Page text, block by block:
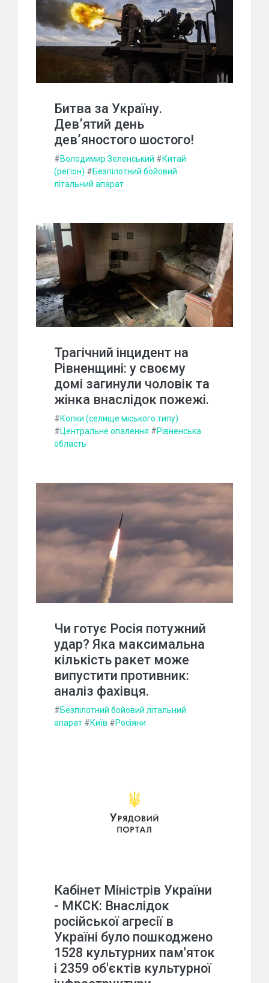
Битва за Україну.
Дев’ятий день
дев’яностого шостого!
#Володимир Зеленський #Китай
(регіон) #Безпілотний бойовий
літальний апарат
Трагічний інцидент на
Рівненщині: у своєму
домі загинули чоловік та
жінка внаслідок пожежі.
#Колки (селище міського типу)
#Центральне опалення #Рівненська
область
Чи готує Росія потужний
удар? Яка максимальна
кількість ракет може
випустити противник:
аналіз фахівця.
#Безпілотний бойовий літальний
апарат #Київ #Росіяни
Кабінет Міністрів України
- МКСК: Внаслідок
російської агресії в
Україні було пошкоджено
1528 культурних пам'яток
і 2359 об'єктів культурної